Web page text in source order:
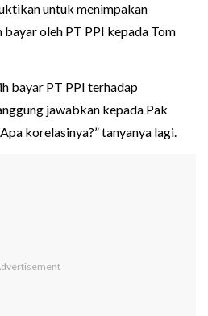
untuk menimpakan
oleh PT PPI kepada Tom
bayar PT PPI terhadap
jawabkan kepada Pak
korelasinya?” tanyanya lagi.